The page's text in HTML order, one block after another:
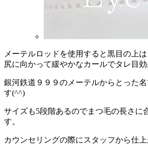
メーテルロッドを使用すると黒目の上
尻に向かって緩やかなカールでタレ目効
銀河鉄道９９９のメーテルからとった
す(^^)
サイズも5段階あるのでまつ毛の長さに
す。
カウンセリングの際にスタッフから仕